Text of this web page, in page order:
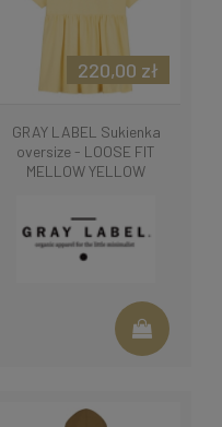
GRAY LABEL Sukienka
oversize - LOOSE FIT
MELLOW YELLOW
220,00 zł